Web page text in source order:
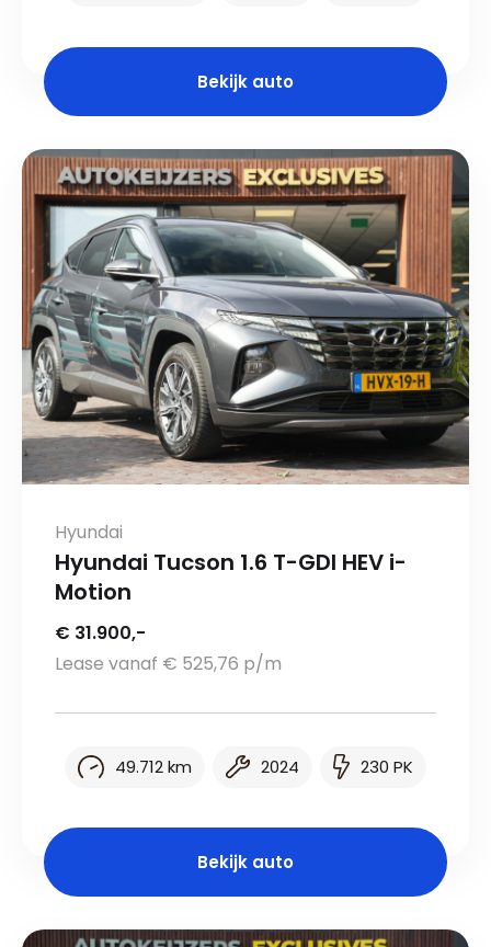
Bekijk auto
Hyundai
Hyundai Tucson 1.6 T-GDI HEV i-
Motion
€ 31.900,-
Lease vanaf € 525,76 p/m
49.712 km 2024 230 PK
Bekijk auto